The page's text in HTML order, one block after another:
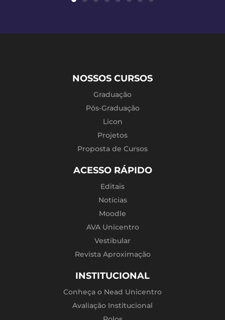
NOSSOS CURSOS
Graduação
Pós-Graduação
Licon
Projetos
Proposta de Cursos
ACESSO RÁPIDO
Editais
Notícias
Moodle
AVA Unicentro
Vestibular
Revista Aproximação
INSTITUCIONAL
Conheça o Nead Unicentro
Avaliação Institucional